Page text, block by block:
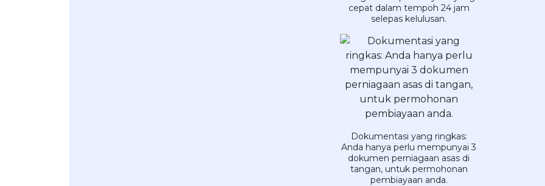
cepat dalam tempoh 24 jam
selepas kelulusan.
Dokumentasi yang ringkas:
Anda hanya perlu mempunyai 3
dokumen perniagaan asas di
tangan, untuk permohonan
pembiayaan anda.